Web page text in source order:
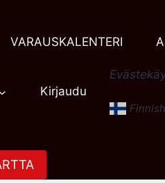
VARAUSKALENTERI
Kirjaudu
Finnish